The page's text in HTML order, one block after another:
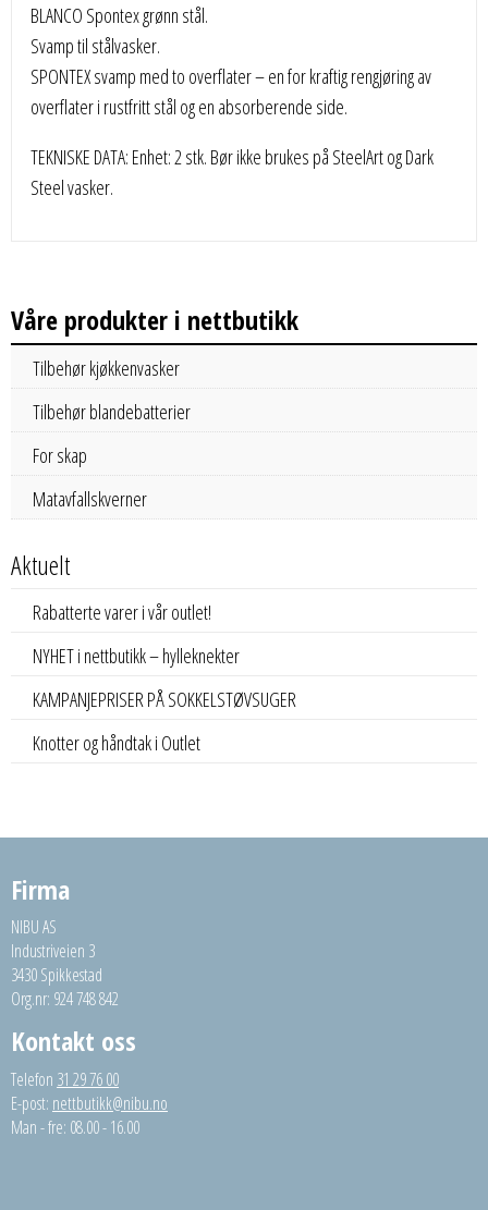
BLANCO Spontex grønn stål.
Svamp til stålvasker.
SPONTEX svamp med to overflater – en for kraftig rengjøring av
overflater i rustfritt stål og en absorberende side.
TEKNISKE DATA: Enhet: 2 stk. Bør ikke brukes på SteelArt og Dark
Steel vasker.
Våre produkter i nettbutikk
Tilbehør kjøkkenvasker
Tilbehør blandebatterier
For skap
Matavfallskverner
Aktuelt
Rabatterte varer i vår outlet!
NYHET i nettbutikk – hylleknekter
KAMPANJEPRISER PÅ SOKKELSTØVSUGER
Knotter og håndtak i Outlet
Firma
NIBU AS
Industriveien 3
3430 Spikkestad
Org.nr: 924 748 842
Kontakt oss
Telefon 31 29 76 00
E-post: nettbutikk@nibu.no
Man - fre: 08.00 - 16.00